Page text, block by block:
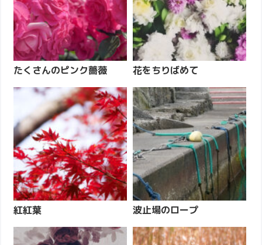
たくさんのピンク薔薇 花をちりばめて
紅紅葉 波止場のロープ